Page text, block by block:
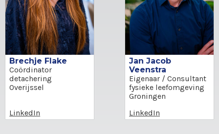
Brechje Flake
Coördinator
detachering
Overijssel
LinkedIn
Jan Jacob
Veenstra
Eigenaar / Consultant
fysieke leefomgeving
Groningen
LinkedIn